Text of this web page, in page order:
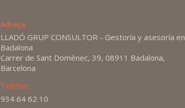
Adreça:
LLADÓ GRUP CONSULTOR - Gestoría y asesoría en
Badalona
Carrer de Sant Domènec, 39, 08911 Badalona,
Barcelona
Telèfon:
934 64 62 10